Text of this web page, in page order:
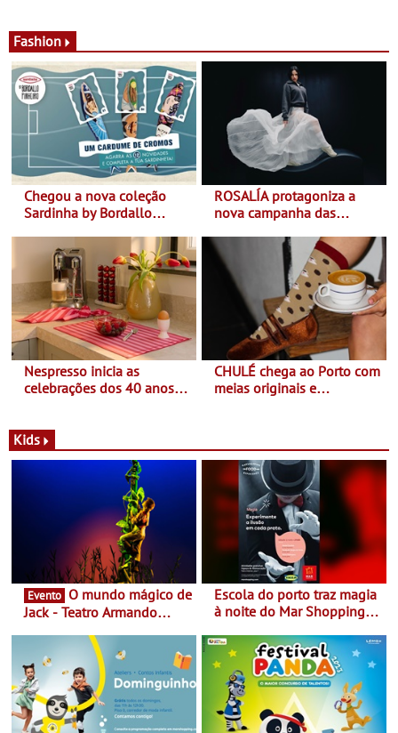
Fashion
Chegou a nova coleção
Sardinha by Bordallo
ROSALÍA protagoniza a
nova campanha das
Balance
Nespresso inicia as
celebrações dos 40 anos
Novas - Edição limitada
Nespresso x Torres Novas
CHULÉ chega ao Porto com
meias originais e
Shopping
Kids
Evento
Jack - Teatro Armando
Escola do porto traz magia
à noite do Mar Shopping
29 de abril, às 21h00